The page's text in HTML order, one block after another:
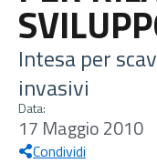
Intesa per
invasivi
Data:
17 Maggio 2010
Condividi